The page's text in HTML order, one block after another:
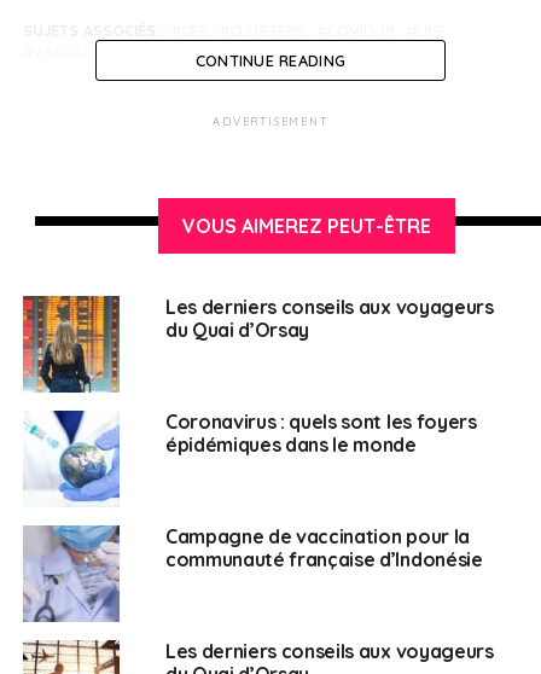
CONTINUE READING
ADVERTISEMENT
VOUS AIMEREZ PEUT-ÊTRE
Les derniers conseils aux voyageurs
du Quai d’Orsay
Coronavirus : quels sont les foyers
épidémiques dans le monde
Campagne de vaccination pour la
communauté française d’Indonésie
Les derniers conseils aux voyageurs